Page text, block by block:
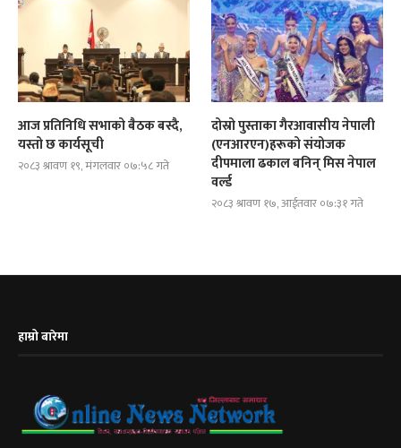
आज प्रतिनिधि सभाको बैठक बस्दै,
यस्तो छ कार्यसूची
२०८३ श्रावण १९, मंगलवार ०७:५८ गते
दोस्रो पुस्ताका गैरआवासीय नेपाली
(एनआरएन)हरूको संयोजक
दीपमाला ढकाल बनिन् मिस नेपाल
वर्ल्ड
२०८३ श्रावण १७, आईतवार ०७:३१ गते
हाम्रो बारेमा